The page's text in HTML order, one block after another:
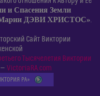
и Спасения Земли
ДЭВИ ХРИСТОС».
Сайт Виктории
Тысячелетия Виктории
VictoriaRA.com
РА»